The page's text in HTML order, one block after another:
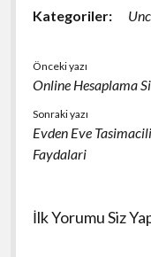
Kategoriler:
Önceki yazı
Online Hesaplama
Sonraki yazı
Evden Eve
Faydalari
İlk Yorumu Siz